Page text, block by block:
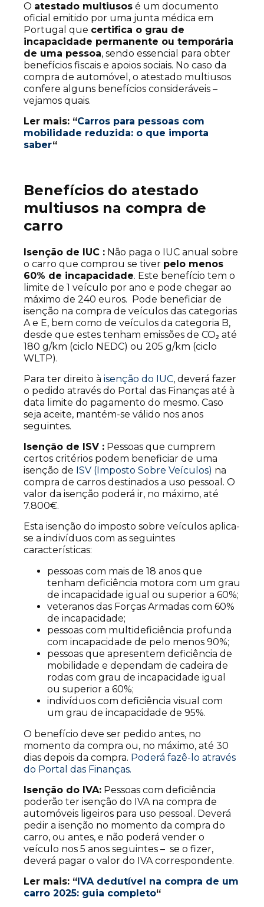
O atestado multiusos é um documento
oficial emitido por uma junta médica em
Portugal que certifica o grau de
incapacidade permanente ou temporária
de uma pessoa, sendo essencial para obter
benefícios fiscais e apoios sociais. No caso da
compra de automóvel, o atestado multiusos
confere alguns benefícios consideráveis –
vejamos quais.
Ler mais: “Carros para pessoas com
mobilidade reduzida: o que importa
saber“
Benefícios do atestado
multiusos na compra de
carro
Isenção de IUC : Não paga o IUC anual sobre
o carro que comprou se tiver pelo menos
60% de incapacidade. Este benefício tem o
limite de 1 veículo por ano e pode chegar ao
máximo de 240 euros. Pode beneficiar de
isenção na compra de veículos das categorias
A e E, bem como de veículos da categoria B,
desde que estes tenham emissões de CO₂ até
180 g/km (ciclo NEDC) ou 205 g/km (ciclo
WLTP).
Para ter direito à isenção do IUC, deverá fazer
o pedido através do Portal das Finanças até à
data limite do pagamento do mesmo. Caso
seja aceite, mantém-se válido nos anos
seguintes.
Isenção de ISV : Pessoas que cumprem
certos critérios podem beneficiar de uma
isenção de ISV (Imposto Sobre Veículos) na
compra de carros destinados a uso pessoal. O
valor da isenção poderá ir, no máximo, até
7.800€.
Esta isenção do imposto sobre veículos aplica-
se a indivíduos com as seguintes
características:
pessoas com mais de 18 anos que
tenham deficiência motora com um grau
de incapacidade igual ou superior a 60%;
veteranos das Forças Armadas com 60%
de incapacidade;
pessoas com multideficiência profunda
com incapacidade de pelo menos 90%;
pessoas que apresentem deficiência de
mobilidade e dependam de cadeira de
rodas com grau de incapacidade igual
ou superior a 60%;
indivíduos com deficiência visual com
um grau de incapacidade de 95%.
O benefício deve ser pedido antes, no
momento da compra ou, no máximo, até 30
dias depois da compra. Poderá fazê-lo através
do Portal das Finanças.
Isenção do IVA: Pessoas com deficiência
poderão ter isenção do IVA na compra de
automóveis ligeiros para uso pessoal. Deverá
pedir a isenção no momento da compra do
carro, ou antes, e não poderá vender o
veículo nos 5 anos seguintes – se o fizer,
deverá pagar o valor do IVA correspondente.
Ler mais: “ IVA dedutível na compra de um
carro 2025: guia completo“